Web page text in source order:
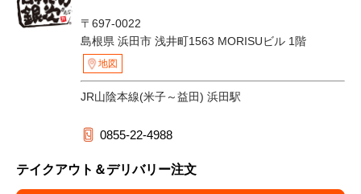
〒697-0022
島根県 浜田市 浅井町1563 MORISUビル 1階
地図
JR山陰本線(米子～益田) 浜田駅
0855-22-4988
テイクアウト＆デリバリー注文